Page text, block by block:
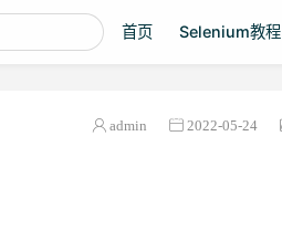
首页 Selenium教程
admin 2022-05-24